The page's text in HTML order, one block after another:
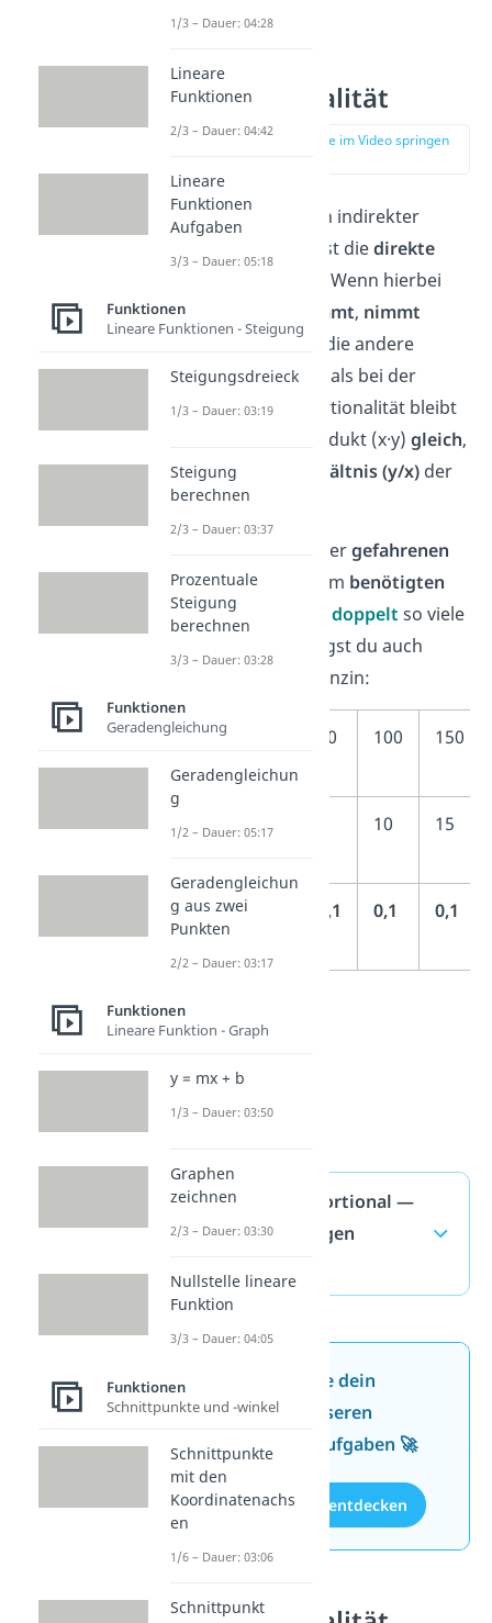
Direkte
Proportionalität
zur Stelle im Video springen
Das Gegenteil von indirekter
Proportionalität ist diedirekte
. Wenn hierbei
eine Größe
zunimmt, nimmt
gleichzeitig
auch
die andere
Größezu. Anders als bei der
indirekten Proportionalität bleibt
hier nicht das Produkt (x·y)gleich,
sondern das
Verhältnis (y/x) der
beiden Größen.
Anzahl dergefahrenen
Kilometer
und dem benötigten
Benzin
. Fährst dudoppelt so viele
Kilometer, benötigst du auch
so viel Benzin:
Strecke
(km) (x)
50 100 150
Benzin
10 15
Verhältnis
(y/x)
0,1 0,1 0,1
indirekt proportional —
häufigste Fragen
Jetzt neu: Teste dein
Wissen mit unseren
kostenlosen Aufgaben 🚀
Aufgaben entdecken
1/3 – Dauer: 04:28
Lineare
Funktionen
2/3 – Dauer: 04:42
Lineare
Funktionen
Aufgaben
3/3 – Dauer: 05:18
Funktionen
Lineare Funktionen - Steigung
Steigungsdreieck
1/3 – Dauer: 03:19
Steigung
berechnen
2/3 – Dauer: 03:37
Prozentuale
Steigung
berechnen
3/3 – Dauer: 03:28
Funktionen
Geradengleichung
Geradengleichun
g
1/2 – Dauer: 05:17
Geradengleichun
g aus zwei
Punkten
2/2 – Dauer: 03:17
Funktionen
Lineare Funktion - Graph
y = mx + b
1/3 – Dauer: 03:50
Graphen
zeichnen
2/3 – Dauer: 03:30
Nullstelle lineare
Funktion
3/3 – Dauer: 04:05
Funktionen
Schnittpunkte und -winkel
Schnittpunkte
mit den
Koordinatenachs
en
1/6 – Dauer: 03:06
Schnittpunkt